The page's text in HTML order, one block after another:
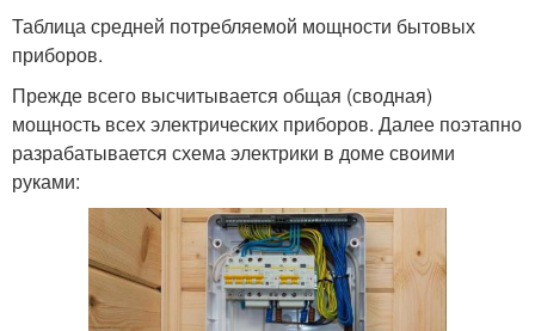
Таблица средней потребляемой мощности бытовых
приборов.
Прежде всего высчитывается общая (сводная)
мощность всех электрических приборов. Далее поэтапно
разрабатывается схема электрики в доме своими
руками: